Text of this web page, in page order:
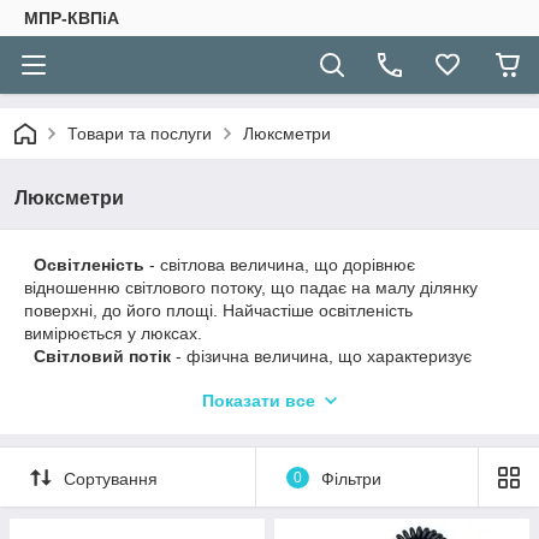
МПР-КВПіА
Товари та послуги Люксметри
Люксметри
Освітленість - світлова величина, що дорівнює
відношенню світлового потоку, що падає на малу ділянку
поверхні, до його площі. Найчастіше освітленість
вимірюється у люксах.
Світловий потік - фізична величина, що характеризує
випромінювання, де під світловою потужністю розуміється
деяку поверхню за одиницю часу. Найчастіше світловий потік
вимірюється у люменах.
(від лат. lux - світло; українське позначення: лк,
Показати все
Сортування 0 Фільтри